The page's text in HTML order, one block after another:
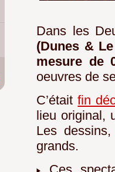
Dans les
(Dunes &
mesure de
oeuvres de
C’étaitfin
lieu original,
Les
grands.